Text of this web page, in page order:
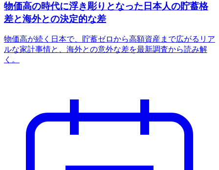
物価高の時代に浮き彫りとなった日本人の貯蓄格
差と海外との決定的な差
物価高が続く日本で、貯蓄ゼロから高額資産まで広がるリア
ルな家計事情と、海外との意外な差を最新調査から読み解
く。